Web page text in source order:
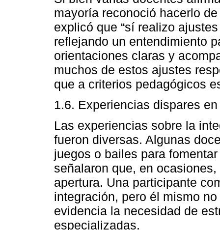
mayoría reconoció hacerlo
explicó que “sí realizo
reflejando un entendimiento
orientaciones claras y
muchos de estos ajustes
que a criterios pedagógicos
1.6. Experiencias dispares
Las experiencias sobre la
fueron diversas. Algunas
juegos o bailes para
señalaron que, en
apertura. Una participante
integración, pero él mismo
evidencia la necesidad de
especializadas.